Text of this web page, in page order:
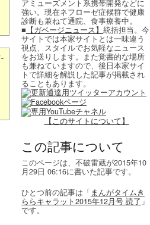
アミューズメント系携帯開発などに
強い。現在ネフローゼ症候群で健康
診断も兼ねて通院、食事療養中。
■ 【ガベージニュース】 統括担当。今
サイトでは本家サイトとは一味違う
視点、スタイルでお気軽なニュース
をお送りします。また覚書的な場所
も兼ねていますので、後日本家サイ
トで詳細を解説した記事が掲載され
ることもあります。
【このサイトについて】
この記事について
このページは、不破雷蔵が2015年10
月29日 06:16に書いた記事です。
ひとつ前の記事は「まんがタイムき
ららキャラット2015年12月号 読了 」
です。